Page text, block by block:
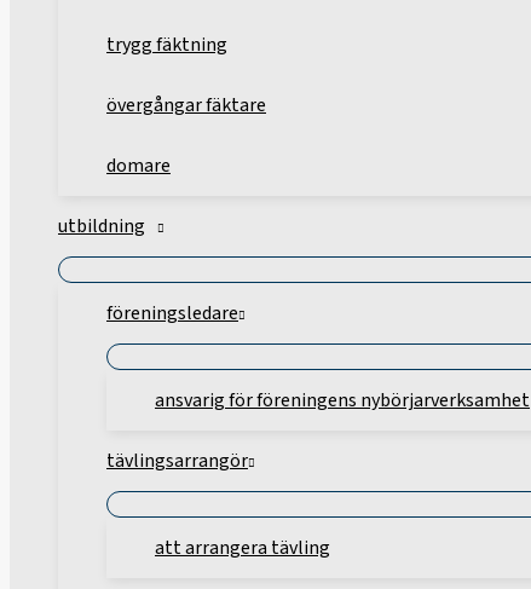
trygg fäktning
övergångar fäktare
domare
utbildning
föreningsledare
ansvarig för föreningens nybörjarverksamhet
tävlingsarrangör
att arrangera tävling